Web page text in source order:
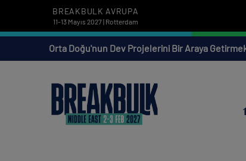
BREAKBULK AVRUPA
11-13 Mayıs 2027 | Rotterdam
Orta Doğu'nun Dev Projelerini Bir Araya